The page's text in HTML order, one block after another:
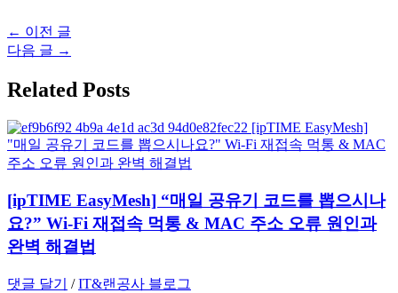
글
탐
← 이전 글
다음 글 →
Related Posts
[ipTIME EasyMesh] “매일 공유기 코드를 뽑으시나
요?” Wi-Fi 재접속 먹통 & MAC 주소 오류 원인과
완벽 해결법
댓글 달기 /IT&랜공사 블로그